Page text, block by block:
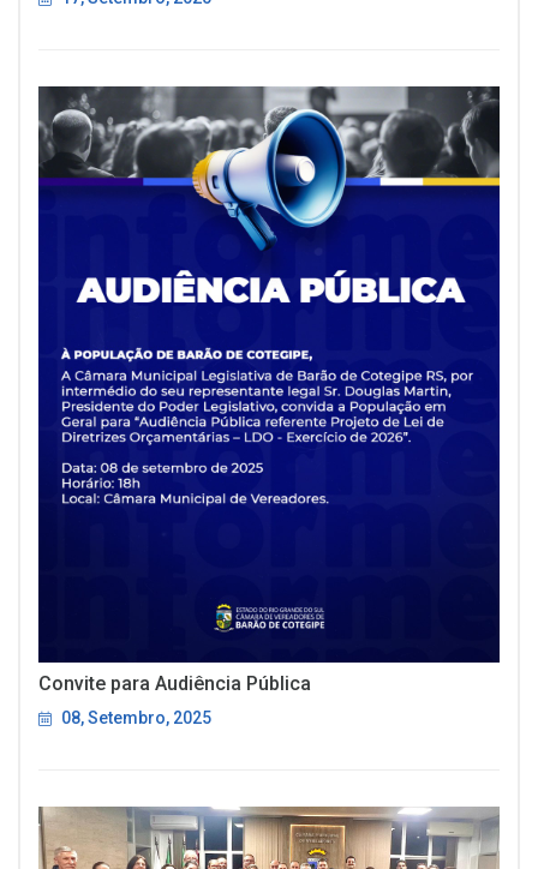
Convite para Audiência Pública
08, Setembro, 2025